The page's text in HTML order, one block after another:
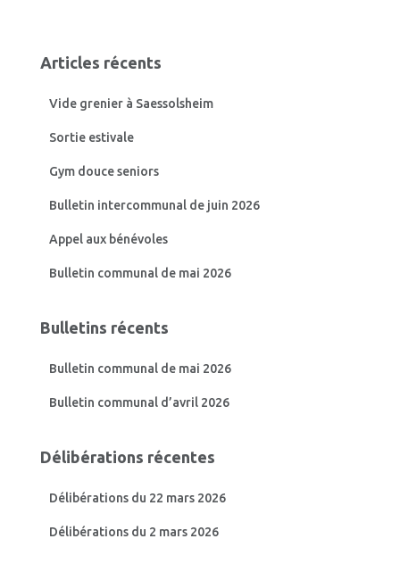
r
Articles récents
Vide grenier à Saessolsheim
Sortie estivale
Gym douce seniors
Bulletin intercommunal de juin 2026
Appel aux bénévoles
Bulletin communal de mai 2026
Bulletins récents
Bulletin communal de mai 2026
Bulletin communal d’avril 2026
Délibérations récentes
Délibérations du 22 mars 2026
Délibérations du 2 mars 2026